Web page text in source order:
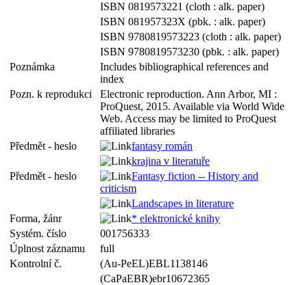
ISBN 0819573221 (cloth : alk. paper)
ISBN 081957323X (pbk. : alk. paper)
ISBN 9780819573223 (cloth : alk. paper)
ISBN 9780819573230 (pbk. : alk. paper)
Poznámka
Includes bibliographical references and
index
Pozn. k reprodukci
Electronic reproduction. Ann Arbor, MI :
ProQuest, 2015. Available via World Wide
Web. Access may be limited to ProQuest
affiliated libraries
Předmět - heslo
fantasy román
krajina v literatuře
Předmět - heslo
Fantasy fiction -- History and
criticism
Landscapes in literature
Forma, žánr
* elektronické knihy
Systém. číslo
001756333
Úplnost záznamu
full
Kontrolní č.
(Au-PeEL)EBL1138146
(CaPaEBR)ebr10672365